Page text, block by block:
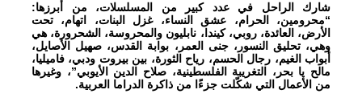
شارك الراحل في عدد كبير من المسلسلات، من أبرزها:
“محرومين، الحرام، عشق النساء، غزل البنات، اتهام، تحت
الأرض، العائدة، روبي، كيندا، نابليون والمحروسة، الشحرورة، هي
وهي، تحليق النسور، جنى العمر، بوابة القدس، صهيل الأصايل،
أبواب الغيم، رجال الحسم، رياح الثورة، بين بيروت ودبي، فاميليا،
مالح يا بحر، التغريبة الفلسطينية، صلاح الدين الأيوبي”، وغيرها
من الأعمال التي شكّلت جزءًا من ذاكرة الدراما العربية.